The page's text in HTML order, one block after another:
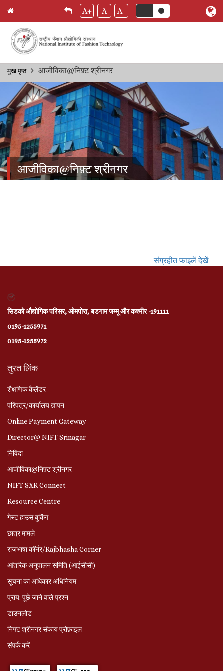
Skip
content
A+ A A-
Breadcrumb
मुख पृष्ठ आजीविका@निफ़्ट श्रीनगर
आजीविका@निफ़्ट श्रीनगर
संग्रहीत फाइलें देखें
सिडको औद्योगिक परिसर, ओमपोरा, बडगाम जम्मू और कश्मीर -191111
0195-1255971
0195-1255972
तुरत लिंक
शैक्षणिक कैलेंडर
परिपत्र/कार्यालय ज्ञापन
Online Payment Gateway
Director@ NIFT Srinagar
निविदा
आजीविका@निफ़्ट श्रीनगर
NIFT SXR Connect
Resource Centre
गेस्ट हाउस बुकिंग
छात्र मामले
राजभाषा कॉर्नर/Rajbhasha Corner
आंतरिक अनुपालन समिति (आईसीसी)
सूचना का अधिकार अधिनियम
प्राय: पूछे जाने वाले प्रश्‍न
डाउनलोड
निफ्ट श्रीनगर संकाय प्रोफ़ाइल
संपर्क करें